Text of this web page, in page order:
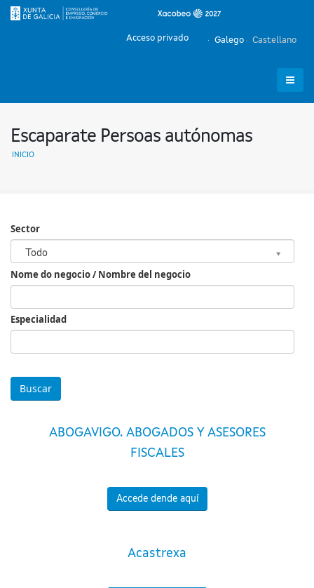
Galego Castellano
Acceso privado
Escaparate Persoas autónomas
INICIO
Sector
Todo
Sector
Nome do negocio / Nombre del negocio
Especialidad
ABOGAVIGO. ABOGADOS Y ASESORES
FISCALES
Accede dende aquí
Acastrexa